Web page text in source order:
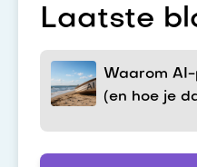
Laatste
Waarom
(en hoe je